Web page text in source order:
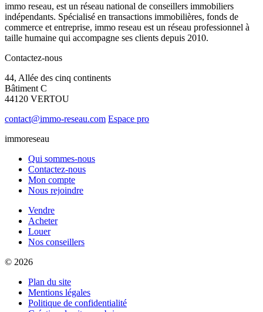
immo reseau, est un réseau national de conseillers immobiliers
indépendants. Spécialisé en transactions immobilières, fonds de
commerce et entreprise, immo reseau est un réseau professionnel à
taille humaine qui accompagne ses clients depuis 2010.
Contactez-nous
44, Allée des cinq continents
Bâtiment C
44120 VERTOU
contact@immo-reseau.com Espace pro
immoreseau
Qui sommes-nous
Contactez-nous
Mon compte
Nous rejoindre
Vendre
Acheter
Louer
Nos conseillers
© 2026
Plan du site
Mentions légales
Politique de confidentialité